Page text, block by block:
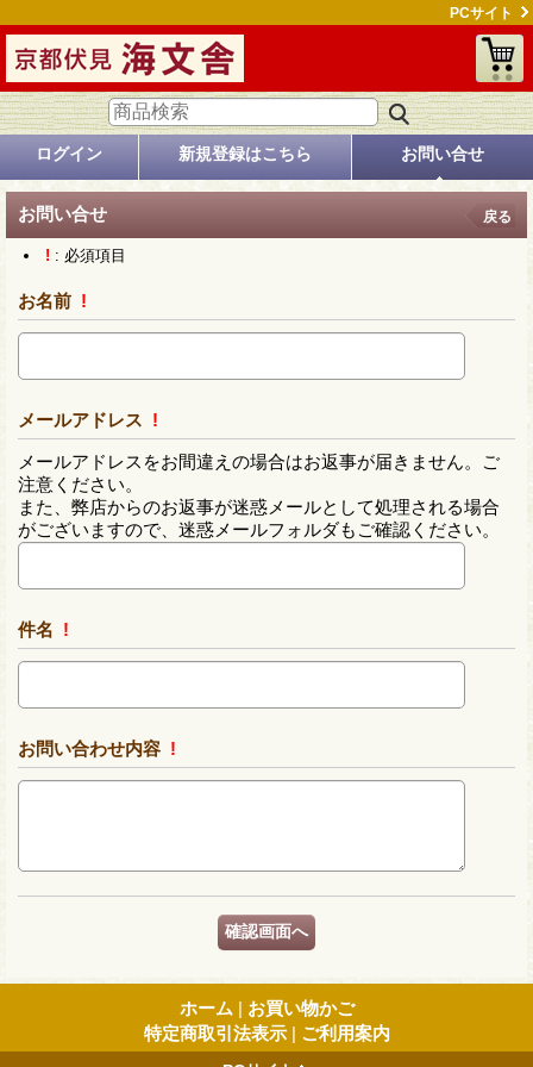
PCサイト
ログイン 新規登録はこちら お問い合せ
お問い合せ 戻る
! : 必須項目
お名前 !
メールアドレス !
メールアドレスをお間違えの場合はお返事が届きません。ご
注意ください。
また、弊店からのお返事が迷惑メールとして処理される場合
がございますので、迷惑メールフォルダもご確認ください。
件名 !
お問い合わせ内容 !
ホーム | お買い物かご
特定商取引法表示 | ご利用案内